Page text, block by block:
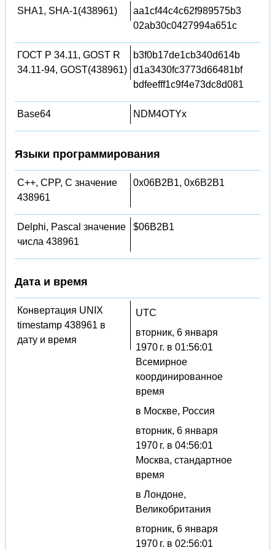
SHA1, SHA-1(438961)
aa1cf44c4c62f989575b3
02ab30c0427994a651c
ГОСТ Р 34.11, GOST R
34.11-94, GOST(438961)
b3f0b17de1cb340d614b
d1a3430fc3773d66481bf
bdfeefff1c9f4e73dc8d081
Base64 NDM4OTYx
Языки программирования
C++, CPP, C значение
438961
0x06B2B1, 0x6B2B1
Delphi, Pascal значение
числа 438961
$06B2B1
Дата и время
Конвертация UNIX
timestamp 438961 в
дату и время
UTC
вторник, 6 января
1970 г. в 01:56:01
Всемирное
координированное
время
в Москве, Россия
вторник, 6 января
1970 г. в 04:56:01
Москва, стандартное
время
в Лондоне,
Великобритания
вторник, 6 января
1970 г. в 02:56:01